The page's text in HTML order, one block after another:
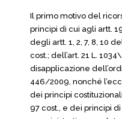
Il primo motivo del
principi di cui agli artt.
degli artt. 1, 2, 7, 8, 10
cost.; dell’art. 21 L.
disapplicazione
446/2009, nonché
dei principi
97 cost., e dei principi